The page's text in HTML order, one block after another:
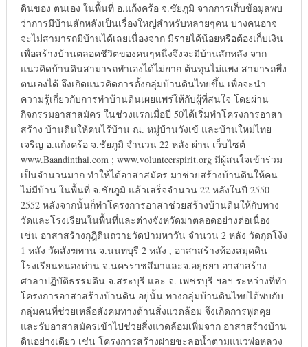
ดินของ ตนเอง ในพื้นที่ อ.แก้งคร้อ จ.ชัยภูมิ จากการเก็บข้อมูลพบ
ว่าการมีบ้านสักหลังเป็นเรื่องใหญ่สำหรับหลายๆคน บางคนอาจ
จะไม่สามารถมีบ้านได้เลยเนื่องจาก มีรายได้น้อยหรือต้องเก็บเงิน
เพื่อสร้างบ้านตลอดชีวิตของคนๆหนึ่งจึงจะมีบ้านสักหลัง จาก
แนวคิดบ้านดินสามารถทำเองได้ไม่ยาก ต้นทุนไม่แพง สามารถพึ่ง
ตนเองได้ จึงเกิดแนวคิดการตั้งกลุ่มบ้านดินไทยขึ้น เพื่อจะนำ
ความรู้เกี่ยวกับการทำบ้านดินเผยแพร่ให้กับผู้ที่สนใจ โดยผ่าน
กิจกรรมอาสาสมัคร ในช่วงแรกเมื่อปี 50ได้เริ่มทำโครงการอาสา
สร้าง บ้านดินให้คนไร้บ้าน ณ. หมู่บ้านวังเข้ และบ้านใหม่ไทย
เจริญ อ.แก้งคร้อ จ.ชัยภูมิ จำนวน 22 หลัง ผ่าน เว็บไซต์
www.Baandinthai.com ; www.volunteerspirit.org มีผู้สนใจเข้าร่วม
เป็นจำนวนมาก ทำให้ได้อาสาสมัคร มาช่วยสร้างบ้านดินให้คน
ไม่มีบ้าน ในพื้นที่ จ.ชัยภูมิ แล้วเสร็จจำนวน 22 หลังในปี 2550-
2552 หลังจากนั้นก็ทำโครงการอาสาช่วยสร้างบ้านดินให้กับทาง
วัดและโรงเรียนในพื้นที่และต่างจังหวัดมาตลอดอย่างต่อเนื่อง
เช่น อาสาสร้างกุฎิดินถวายวัดป่ามหาวัน จำนวน 2 หลัง วัดกุดโง้ง
1 หลัง วัดสังฆทาน จ.นนทบุรี 2 หลัง , อาสาสร้างห้องสมุดดิน
โรงเรียนหนองห่าน จ.นครราชสีมาและจ.อยุธยา อาสาสร้าง
ศาลาปฏิบัติธรรมดิน จ.สระบุรี และ จ. เพชรบุรี ฯลฯ ระหว่างที่ทำ
โครงการอาสาสร้างบ้านดิน อยู่นั้น ทางกลุ่มบ้านดินไทยได้พบกับ
กลุ่มคนที่ช่วยเหลือสังคมทางด้านสิ่งแวดล้อม จึงเกิดการพูดคุย
และรับอาสาสมัครเข้าไปช่วยสิ่งแวดล้อมเพิ่มจาก อาสาสร้างบ้าน
ดินอย่างเดียว เช่น โครงการสร้างฝายชะลอน้ำตามแนวพ่อหลวง